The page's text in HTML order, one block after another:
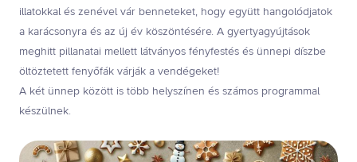
illatokkal és zenével vár benneteket, hogy együtt hangolódjatok
a karácsonyra és az új év köszöntésére. A gyertyagyújtások
meghitt pillanatai mellett látványos fényfestés és ünnepi díszbe
öltöztetett fenyőfák várják a vendégeket!
A két ünnep között is több helyszínen és számos programmal
készülnek.